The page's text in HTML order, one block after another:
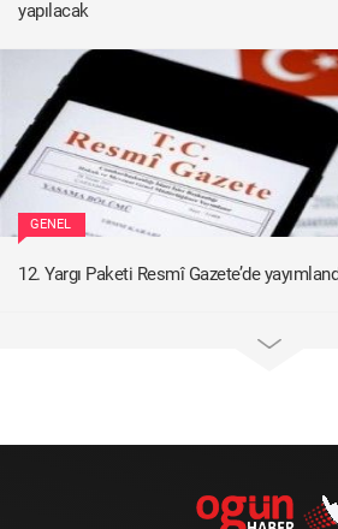
yapılacak
GENEL
12. Yargı Paketi Resmî Gazete’de